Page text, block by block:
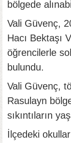
bölgede
Vali Güvenç,
Hacı Bektaşı
öğrencilerle
bulundu.
Vali Güvenç,
Rasulayn
sıkıntıların
İlçedeki